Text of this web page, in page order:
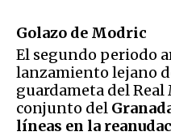
Golazo de Modric
El segundo periodo
lanzamiento lejano
guardameta del Real
conjunto del
líneas en la